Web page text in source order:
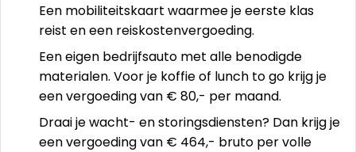
Een mobiliteitskaart waarmee je eerste klas
reist en een reiskostenvergoeding.
Een eigen bedrijfsauto met alle benodigde
materialen. Voor je koffie of lunch to go krijg je
een vergoeding van € 80,- per maand.
Draai je wacht- en storingsdiensten? Dan krijg je
een vergoeding van € 464,- bruto per volle